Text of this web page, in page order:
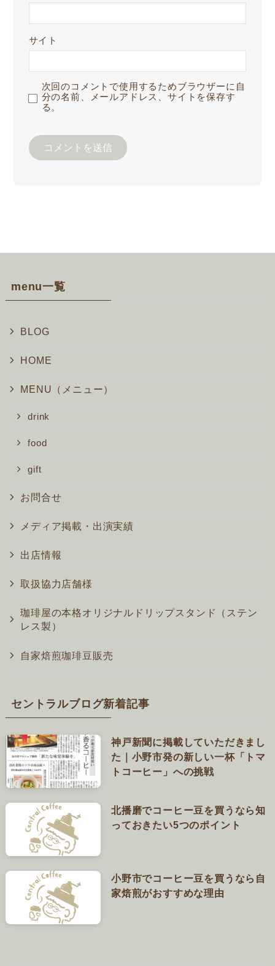
サイト
次回のコメントで使用するためブラウザーに自
分の名前、メールアドレス、サイトを保存す
る。
menu一覧
BLOG
HOME
MENU（メニュー）
drink
food
gift
お問合せ
メディア掲載・出演実績
出店情報
取扱協力店舗様
珈琲屋の本格オリジナルドリップスタンド（ステン
レス製）
自家焙煎珈琲豆販売
セントラルブログ新着記事
神戸新聞に掲載していただきまし
た｜小野市発の新しい一杯「トマ
トコーヒー」への挑戦
北播磨でコーヒー豆を買うなら知
っておきたい5つのポイント
小野市でコーヒー豆を買うなら自
家焙煎がおすすめな理由